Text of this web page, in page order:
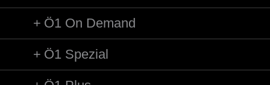
Ö1 On Demand
Ö1 Spezial